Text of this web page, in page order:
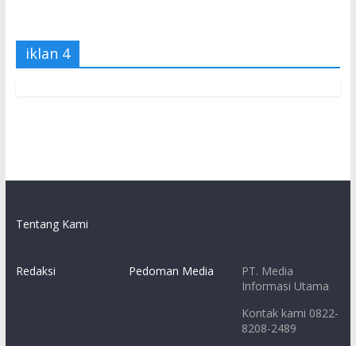
iklan 4
Tentang Kami
Redaksi Pedoman Media
PT. Media
Informasi Utama
Kontak kami 0822-
8208-2489